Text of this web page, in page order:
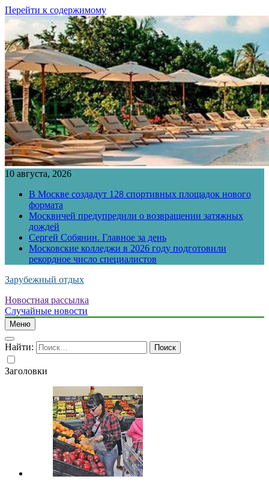
Перейти к содержимому
10 августа, 2026
В Москве создадут 128 спортивных площадок нового
формата
Москвичей предупредили о возвращении затяжных
дождей
Сергей Собянин. Главное за день
Московские колледжи в 2026 году подготовили
рекордное число специалистов
Зарубежный отдых
Новостная рассылка
Случайные новости
Меню
Найти:
Заголовки